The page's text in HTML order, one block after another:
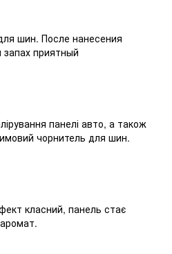
шин. После нанесения
приятный
панелі авто, а також
чорнитель для шин.
класний, панель стає